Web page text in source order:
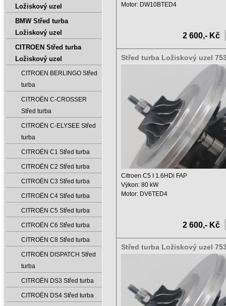
Motor: DW10BTED4
2 600,- Kč
Střed turba Ložiskový uzel
5006S 753420-5004S
Citroen C5 I 1.6HDi FAP
Výkon: 80 kW
Motor: DV6TED4
2 600,- Kč
Střed turba Ložiskový uzel
5006S 753420-5004S
Ložiskový uzel
BMW Střed turba
Ložiskový uzel
CITROEN Střed turba
Ložiskový uzel
CITROEN BERLINGO Střed
turba
CITROËN C-CROSSER
Střed turba
CITROËN C-ELYSEE Střed
turba
CITROËN C1 Střed turba
CITROËN C2 Střed turba
CITROËN C3 Střed turba
CITROËN C4 Střed turba
CITROËN C5 Střed turba
CITROËN C6 Střed turba
CITROËN C8 Střed turba
CITROËN DISPATCH Střed
turba
CITROËN DS3 Střed turba
CITROËN DS4 Střed turba